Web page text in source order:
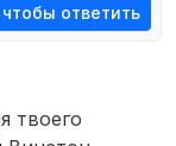
ответить
твоего